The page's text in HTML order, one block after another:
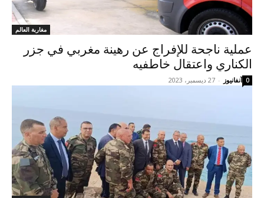
مغاربة العالم
عملية ناجحة للإفراج عن رهينة مغربي في جزر
الكناري واعتقال خاطفيه
آنفانيوز - 27 ديسمبر، 2023 0